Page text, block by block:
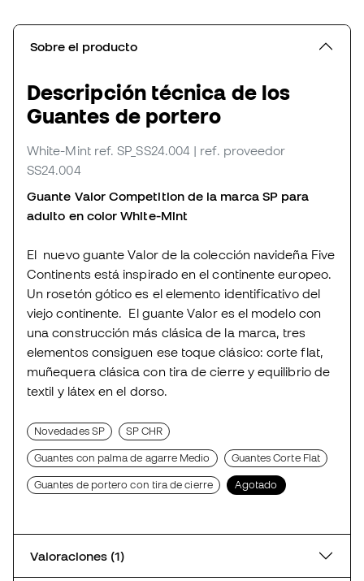
Sobre el producto
Descripción técnica de los
Guantes de portero
White-Mint ref. SP_SS24.004 | ref. proveedor
SS24.004
Guante Valor Competition de la marca SP para
adulto en color White-Mint
El nuevo guante Valor de la colección navideña Five
Continents está inspirado en el continente europeo.
Un rosetón gótico es el elemento identificativo del
viejo continente. El guante Valor es el modelo con
una construcción más clásica de la marca, tres
elementos consiguen ese toque clásico: corte flat,
muñequera clásica con tira de cierre y equilibrio de
textil y látex en el dorso.
Novedades SP SP CHR
Guantes con palma de agarre Medio Guantes Corte Flat
Guantes de portero con tira de cierre Agotado
Valoraciones (1)